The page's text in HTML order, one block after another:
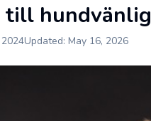
till
Updated: May 16, 2026